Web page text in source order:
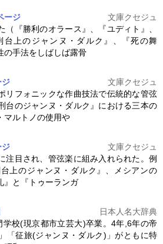
ージ
文庫クセジュ
（『勝利のオラース』、『ユディト』、
台上のジャンヌ・ダルク 』、『死の舞
の手法をしばしば露骨
ジ
文庫クセジュ
リフォニックな作曲技法で伝統的な管弦
台のジャンヌ・ダルク』における三本の
マルトノの使用や
ジ
文庫クセジュ
注目され、管弦楽に組み入れられた。例
上のジャンヌ・ダルク』、メシアンの
』と『トゥーランガ
日本人名大辞典
校(現京都市立芸大)卒業。4年,6年の帝
「征旅(ジャンヌ・ダルク)」がともに特